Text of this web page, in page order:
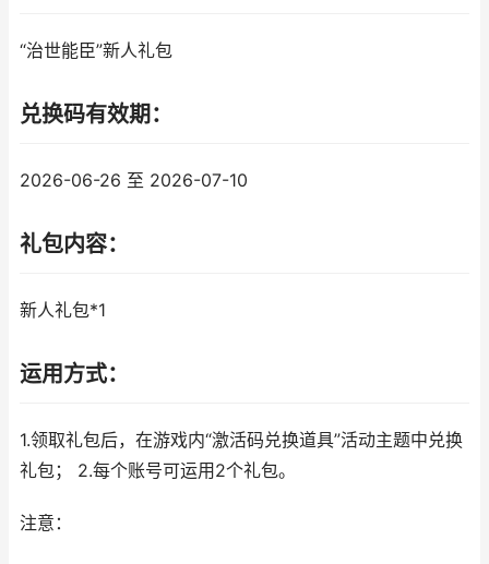
“治世能臣”新人礼包
兑换码有效期：
2026-06-26 至 2026-07-10
礼包内容：
新人礼包*1
运用方式：
1.领取礼包后，在游戏内“激活码兑换道具”活动主题中兑换
礼包； 2.每个账号可运用2个礼包。
注意：